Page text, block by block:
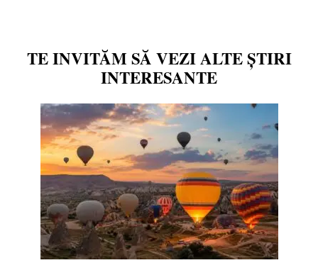
TE INVITĂM SĂ VEZI ALTE ȘTIRI
INTERESANTE